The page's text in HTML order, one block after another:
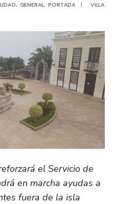
, GENERAL,PORTADA |
VILLA
el Servicio de
en marcha ayudas a
fuera de la isla